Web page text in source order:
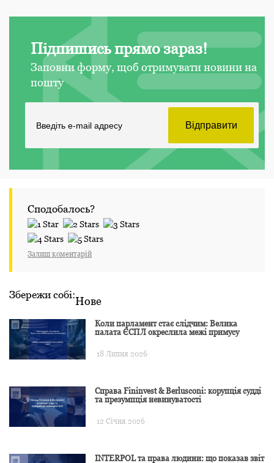
Підпишись прямо зараз!
Заповни форму, щоб отримувати новини на
пошту
Сподобалось?
Залиш коментарій
Збережи собі:Нове
Коли парламент стає слідчим: Велика
палата ЄСПЛ окреслила межі примусу
18 Липня 2026
Справа Fininvest & Berlusconi: корупція судді
та презумпція невинуватості
12 Січня 2026
INTERPOL та права людини: що показав звіт